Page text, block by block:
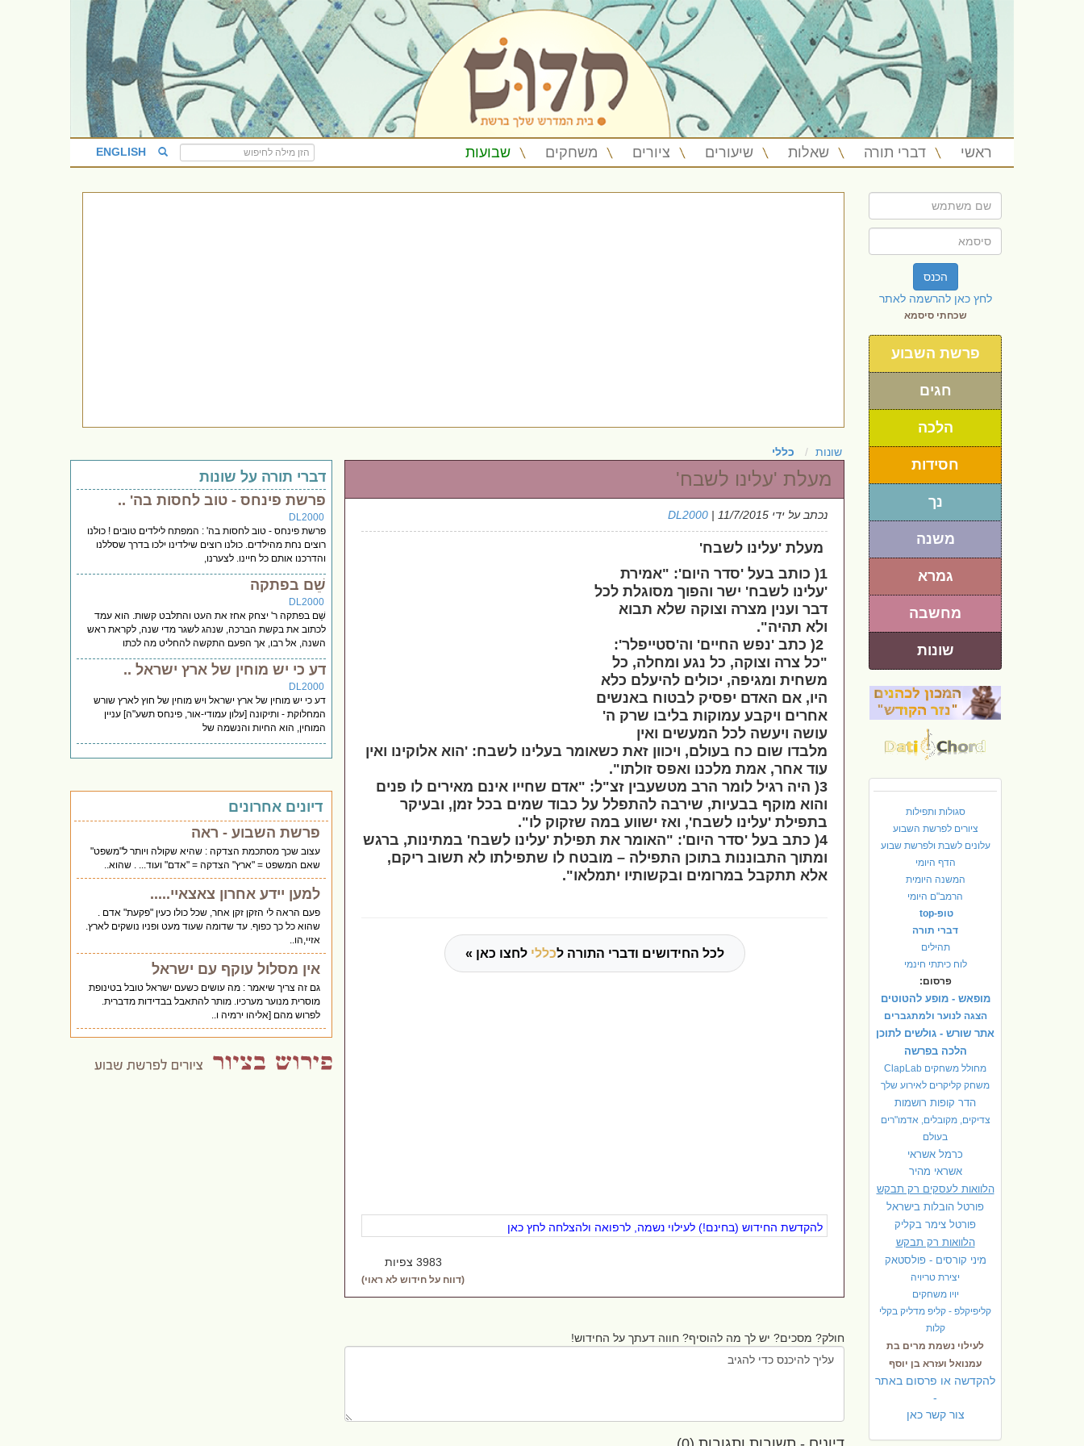
ראשי דברי תורה שאלות שיעורים ציורים משחקים שבועות ENGLISH
הכנס
לחץ כאן להרשמה לאתר
שכחתי סיסמא
פרשת השבוע
חגים
הלכה
חסידות
נך
משנה
גמרא
מחשבה
שונות
סגולות ותפילות
ציורים לפרשת השבוע
עלונים לשבת ולפרשת שבוע
הדף היומי
המשנה היומית
הרמב"ם היומי
טופ-top
דברי תורה
תהילים
לוח כיתתי חינמי
פרסום:
מופאש - מופע להטוטים
הצגה לנוער ולמתגברים
אתר שורש - גולשים לתוכן
הלכה בפרשה
מחולל משחקים ClapLab
משחק קליקרים לאירוע שלך
הדר קופות רושמות
צדיקים, מקובלים, אדמו"רים
בעולם
כרמל אשראי
אשראי מהיר
הלוואות לעסקים רק תבקש
פורטל הובלות בישראל
פורטל צימר בקליק
הלוואות רק תבקש
מיני קורסים - פולסטאק
יצירת טריויה
יויו משחקים
קליפיקלפ - קליפ מדליק בקלי
קלות
לעילוי נשמת מרים בת
עמנואל ועזרא בן יוסף
להקדשה או פרסום באתר
-
צור קשר כאן
שונות כללי
מעלת 'עלינו לשבח'
נכתב על ידי DL2000 | 11/7/2015
מעלת 'עלינו לשבח'
1( כותב בעל 'סדר היום': "אמירת
'עלינו לשבח' ישר והפוך מסוגלת לכל
דבר וענין מצרה וצוקה שלא תבוא
ולא תהיה".
2( כתב 'נפש החיים' וה'סטייפלר':
"כל צרה וצוקה, כל נגע ומחלה, כל
משחית ומגיפה, יכולים להיעלם כלא
היו, אם האדם יפסיק לבטוח באנשים
אחרים ויקבע עמוקות בליבו שרק ה'
עושה ויעשה לכל המעשים ואין
מלבדו שום כח בעולם, ויכוון זאת כשאומר בעלינו לשבח: 'הוא אלוקינו ואין
עוד אחר, אמת מלכנו ואפס זולתו".
3( היה רגיל לומר הרב מטשעבין זצ"ל: "אדם שחייו אינם מאירים לו פנים
והוא מוקף בבעיות, שירבה להתפלל על כבוד שמים בכל זמן, ובעיקר
בתפילת 'עלינו לשבח', ואז ישווע במה שזקוק לו".
4( כתב בעל 'סדר היום': "האומר את תפילת 'עלינו לשבח' במתינות, ברגש
ומתוך התבוננות בתוכן התפילה – מובטח לו שתפילתו לא תשוב ריקם,
אלא תתקבל במרומים ובקשותיו יתמלאו".
לכל החידושים ודברי התורה לכללי לחצו כאן »
להקדשת החידוש (בחינם!) לעילוי נשמה, לרפואה ולהצלחה לחץ כאן
3983 צפיות
(דווח על חידוש לא ראוי)
חולק? מסכים? יש לך מה להוסיף? חווה דעתך על החידוש!
דברי תורה על שונות
פרשת פינחס - טוב לחסות בה' ..
DL2000
פרשת פינחס - טוב לחסות בה' : המפתח לילדים טובים ! כולנו
רוצים נחת מהילדים. כולנו רוצים שילדינו ילכו בדרך שסללנו
והדרכנו אותם כל חיינו. לצערנו,
שֵׁם בפתקה
DL2000
שֵׁם בפתקה ר' יצחק אחז את העט והתלבט קשות. הוא עמד
לכתוב את בקשת הברכה, שנהג לשגר מדי שנה, לקראת ראש
השנה, אל רבו, אך הפעם התקשה להחליט מה לכתו
דע כי יש מוחין של ארץ ישראל ..
DL2000
דע כי יש מוחין של ארץ ישראל ויש מוחין של חוץ לארץ שורש
המחלוקת - ותיקונה [עלון עמודי-אור, פינחס תשע"ה] עניין
המוחין, הוא החיות והנשמה של
דיונים אחרונים
פרשת השבוע - ראה
עצוב שכך מסתכמת הצדקה : שהיא שקולה ויותר ל"משפט"
שאם המשפט = "ארץ" הצדקה = "אדם" ועוד... . שהוא..
למען יידע אחרון צאצאיי.....
פעם הראה לי הזקן זקן אחר, שכל כולו כעין "פקעת" אדם .
שהוא כל כך כפוף. עד שדומה שעוד מעט ופניו נושקים לארץ.
אזיי,הו..
אין מסלול עוקף עם ישראל
גם זה צריך שיאמר : מה עושים כשעם ישראל טובל בטינופת
מוסרית מנוער מערכיו. מותר להתאבל בבדידות מדברית.
לפרוש מהם [אליהו ירמיה ו..